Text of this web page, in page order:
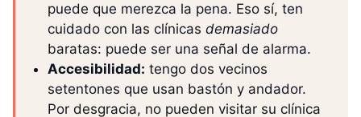
puede que merezca la pena. Eso sí, ten
cuidado con las clínicas demasiado
baratas: puede ser una señal de alarma.
Accesibilidad: tengo dos vecinos
setentones que usan bastón y andador.
Por desgracia, no pueden visitar su clínica